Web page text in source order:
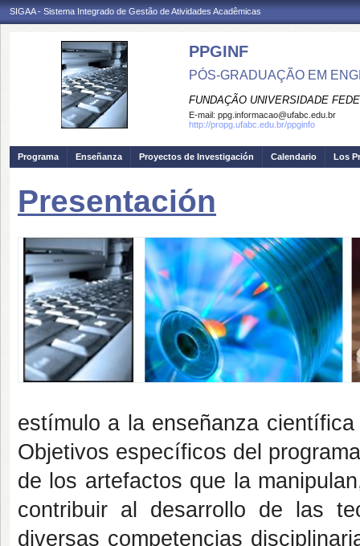
SIGAA - Sistema Integrado de Gestão de Atividades Acadêmicas
PPGINF
PÓS-GRADUAÇÃO EM
FUNDAÇÃO UNIVERSIDADE
E-mail: ppg.informacao@ufabc.edu.br
http://propg.ufabc.edu.br/ppginfo
Programa Enseñanza Proyectos de Investigación Calendario Los
Presentación
estímulo a la enseñanza
Objetivos específicos del
de los artefactos que la
contribuir al desarrollo de las
diversas competencias